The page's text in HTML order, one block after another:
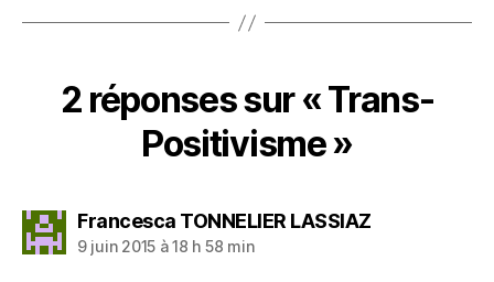
2 réponses sur « Trans-
Positivisme »
Francesca TONNELIER LASSIAZdit :
9 juin 2015 à 18 h 58 min